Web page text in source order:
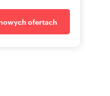
ofertach